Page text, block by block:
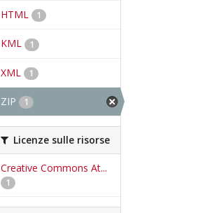
HTML 1
KML 1
XML 1
ZIP 1
Licenze sulle risorse
Creative Commons At...
1